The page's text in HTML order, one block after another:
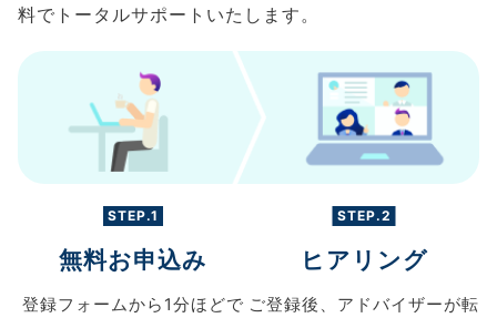
料でトータルサポートいたします。
STEP.1
無料お申込み
登録フォームから 1分ほどで
STEP.2
ヒアリング
ご登録後、 アドバイザーが転